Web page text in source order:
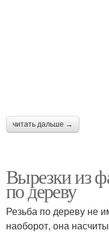
читать дальше →
Вырезки из
по дереву
Резьба по дереву не
наоборот, она